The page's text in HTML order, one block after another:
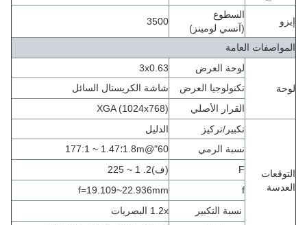
إيزو
السطوع
(آنسي لومينز)
3500
المواصفات العامة
لوحة
لوحة العرض
3x0.63
تكنولوجيا العرض
شاشة الكريستال السائل
القرار الأصلي
XGA (1024x768)
التوقعات
العدسة
تكبير/تركيز
الدليل
نسبة الرمي
60"@1.8m ؛1.47 ~ 177
:1
F
(ف)2. 1 ~ 225
f
f=19.109~22.936mm
نسبة التكبير
1.2x البصريات